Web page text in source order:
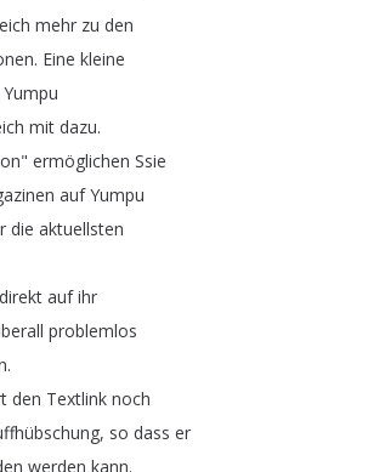
mehr zu den
. Eine kleine
Yumpu
mit dazu.
" ermöglichen Ssie
auf Yumpu
die aktuellsten
direkt auf ihr
problemlos
.
den Textlink noch
, so dass er
werden kann.